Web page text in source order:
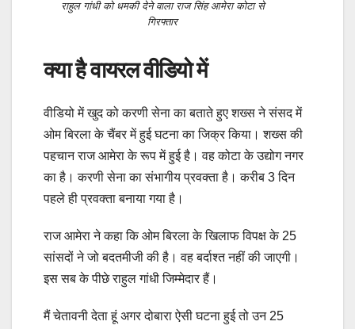
राहुल गांधी को धमकी देने वाला राज सिंह आमेरा कोटा से
गिरफ्तार
क्या है वायरल वीडियो में
वीडियो में खुद को करणी सेना का बताते हुए शख्स ने संसद में
ओम बिरला के चैंबर में हुई घटना का जिक्र किया। शख्स की
पहचान राज आमेरा के रूप में हुई है। वह कोटा के उद्योग नगर
का है। करणी सेना का संभागीय प्रवक्ता है। करीब 3 दिन
पहले ही प्रवक्ता बनाया गया है।
राज आमेरा ने कहा कि ओम बिरला के खिलाफ विपक्ष के 25
सांसदों ने जो बदतमीजी की है। वह बर्दाश्त नहीं की जाएगी।
इस सब के पीछे राहुल गांधी जिम्मेदार हैं।
मैं चेतावनी देता हूं अगर दोबारा ऐसी घटना हुई तो उन 25